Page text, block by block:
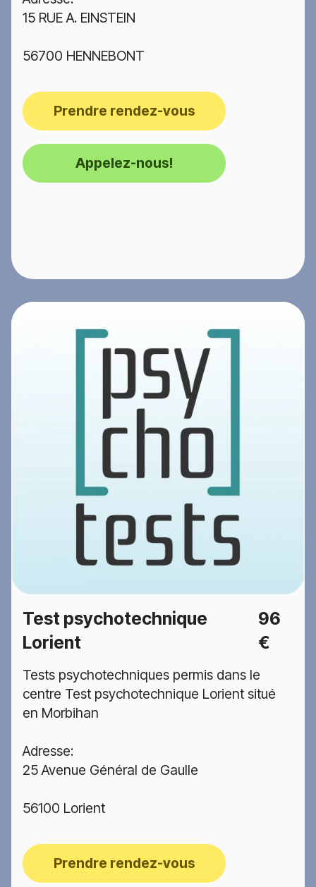
15 RUE A. EINSTEIN
56700 HENNEBONT
Prendre rendez-vous
Appelez-nous!
Test psychotechnique
Lorient
96
€
Tests psychotechniques permis dans le
centre Test psychotechnique Lorient situé
en Morbihan
Adresse:
25 Avenue Général de Gaulle
56100 Lorient
Prendre rendez-vous